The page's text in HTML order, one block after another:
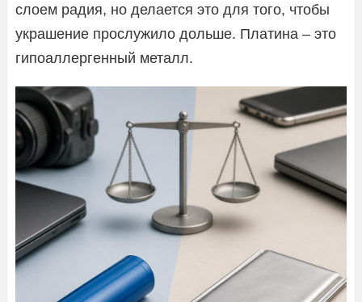
слоем радия, но делается это для того, чтобы
украшение прослужило дольше. Платина – это
гипоаллергенный металл.